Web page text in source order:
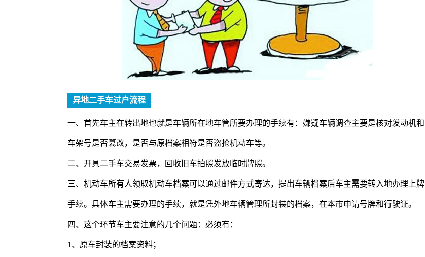
异地二手车过户流程
一、首先车主在转出地也就是车辆所在地车管所要办理的手续有：嫌疑车辆调查主要是核对发动机和
车架号是否篡改，是否与原档案相符是否盗抢机动车等。
二、开具二手车交易发票，回收旧车拍照发放临时牌照。
三、机动车所有人领取机动车档案可以通过邮件方式寄达，提出车辆档案后车主需要转入地办理上牌
手续。具体车主需要办理的手续，就是凭外地车辆管理所封装的档案，在本市申请号牌和行驶证。
四、这个环节车主要注意的几个问题：必须有：
1、原车封装的档案资料；